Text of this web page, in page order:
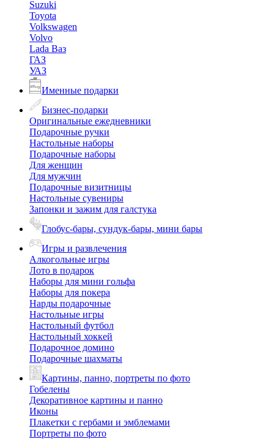
Suzuki
Toyota
Volkswagen
Volvo
Lada Ваз
ГАЗ
УАЗ
Именные подарки
Бизнес-подарки
Оригинальные ежедневники
Подарочные ручки
Настольные наборы
Подарочные наборы
Для женщин
Для мужчин
Подарочные визитницы
Настольные сувениры
Запонки и зажим для галстука
Глобус-бары, сундук-бары, мини бары
Игры и развлечения
Алкогольные игры
Лото в подарок
Наборы для мини гольфа
Наборы для покера
Нарды подарочные
Настольные игры
Настольный футбол
Настольный хоккей
Подарочное домино
Подарочные шахматы
Картины, панно, портреты по фото
Гобелены
Декоративное картины и панно
Иконы
Плакетки с гербами и эмблемами
Портреты по фото